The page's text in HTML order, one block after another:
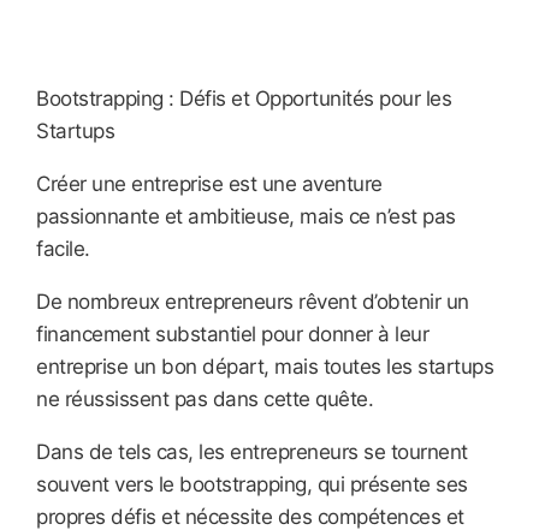
Bootstrapping : Défis et Opportunités pour les
Startups
Créer une entreprise est une aventure
passionnante et ambitieuse, mais ce n’est pas
facile.
De nombreux entrepreneurs rêvent d’obtenir un
financement substantiel pour donner à leur
entreprise un bon départ, mais toutes les startups
ne réussissent pas dans cette quête.
Dans de tels cas, les entrepreneurs se tournent
souvent vers le bootstrapping, qui présente ses
propres défis et nécessite des compétences et